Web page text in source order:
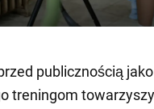
publicznością
treningom